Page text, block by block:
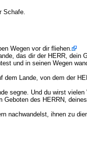
Schafe.
Wegen vor dir fliehen.
das dir der HERR, dein
und in seinen Wegen
Lande, von dem der
segne. Und du wirst
Geboten des HERRN,
nachwandelst, ihnen zu